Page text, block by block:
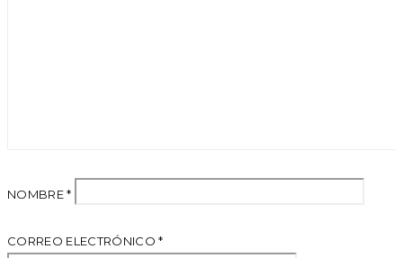
NOMBRE*
CORREO ELECTRÓNICO*